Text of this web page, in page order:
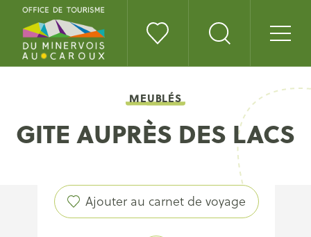
MEUBLÉS
GITE AUPRÈS DES LACS
Ajouter au carnet de voyage